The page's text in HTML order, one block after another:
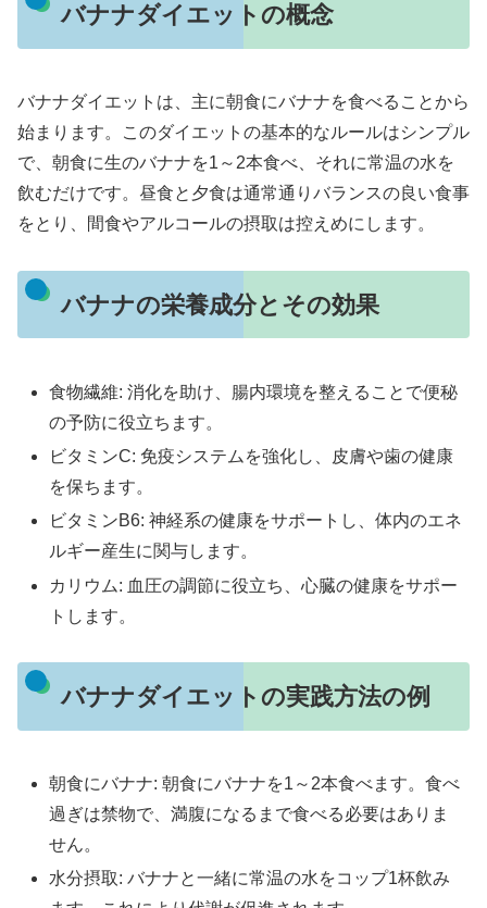
バナナダイエットの概念
バナナダイエットは、主に朝食にバナナを食べることから
始まります。このダイエットの基本的なルールはシンプル
で、朝食に生のバナナを1～2本食べ、それに常温の水を
飲むだけです。昼食と夕食は通常通りバランスの良い食事
をとり、間食やアルコールの摂取は控えめにします。
バナナの栄養成分とその効果
食物繊維: 消化を助け、腸内環境を整えることで便秘
の予防に役立ちます。
ビタミンC: 免疫システムを強化し、皮膚や歯の健康
を保ちます。
ビタミンB6: 神経系の健康をサポートし、体内のエネ
ルギー産生に関与します。
カリウム: 血圧の調節に役立ち、心臓の健康をサポー
トします。
バナナダイエットの実践方法の例
朝食にバナナ: 朝食にバナナを1～2本食べます。食べ
過ぎは禁物で、満腹になるまで食べる必要はありま
せん。
水分摂取: バナナと一緒に常温の水をコップ1杯飲み